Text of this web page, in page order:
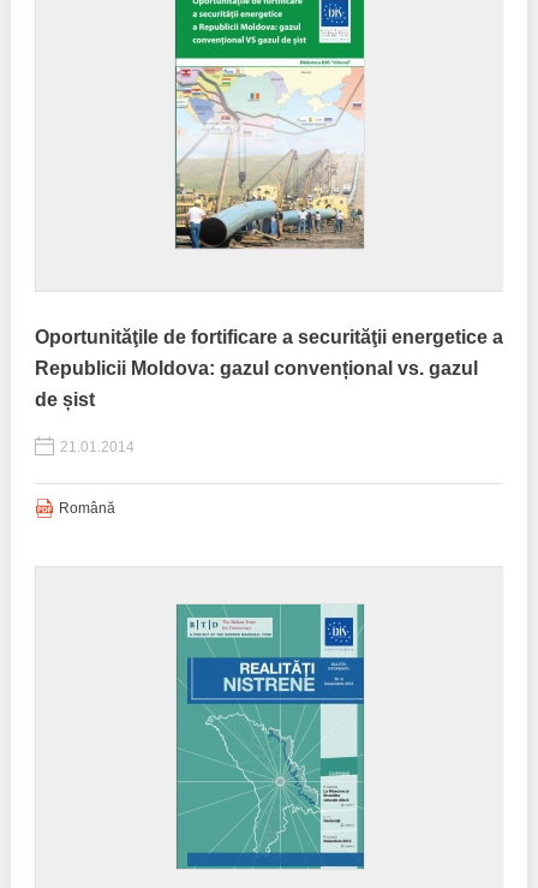
Oportunităţile de fortificare a securităţii energetice a
Republicii Moldova: gazul convențional vs. gazul
de șist
21.01.2014
Română